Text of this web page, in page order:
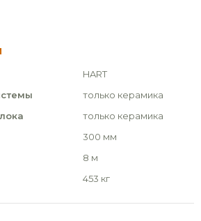
HART
только керамика
только керамика
300 мм
8 м
453 кг